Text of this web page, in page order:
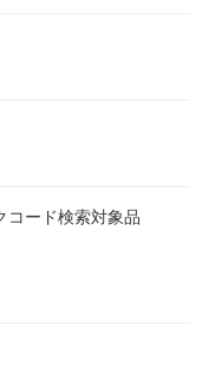
コード検索対象品